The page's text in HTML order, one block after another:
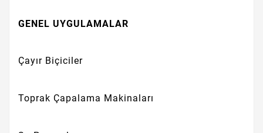
GENEL UYGULAMALAR
Çayır Biçiciler
Toprak Çapalama Makinaları